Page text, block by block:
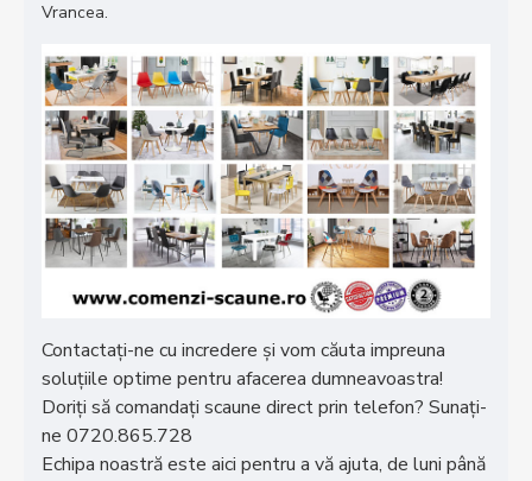
Vrancea.
Contactați-ne cu incredere și vom căuta impreuna
soluțiile optime pentru afacerea dumneavoastra!
Doriţi să comandaţi scaune direct prin telefon? Sunaţi-
ne 0720.865.728
Echipa noastră este aici pentru a vă ajuta, de luni până